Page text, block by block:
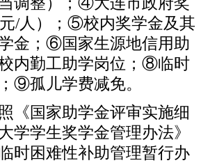
/人）；⑤校内奖学金及其
金；⑥国家生源地信用助
内勤工助学岗位；⑧临时
⑨孤儿学费减免。
《国家助学金评审实施细
学学生奖学金管理办法》
时困难性补助管理暂行办